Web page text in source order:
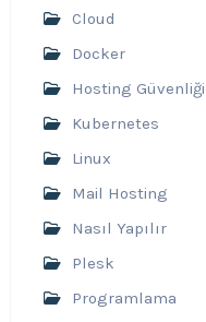
Cloud
Docker
Hosting Güvenliği
Kubernetes
Linux
Mail Hosting
Nasıl Yapılır
Plesk
Programlama